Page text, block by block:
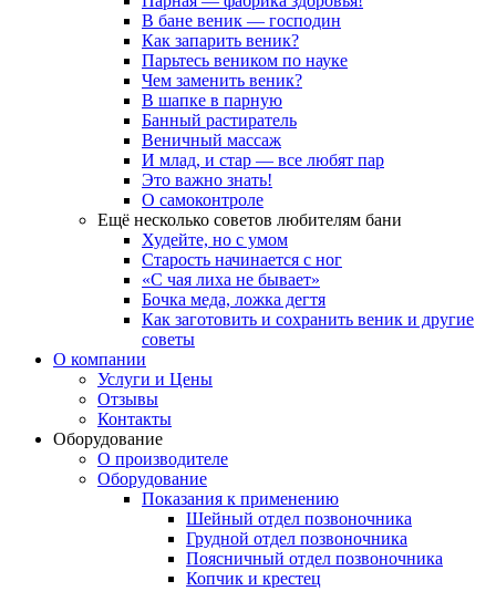
В бане веник — господин
Как запарить веник?
Парьтесь веником по науке
Чем заменить веник?
В шапке в парную
Банный растиратель
Веничный массаж
И млад, и стар — все любят пар
Это важно знать!
О самоконтроле
Ещё несколько советов любителям бани
Худейте, но с умом
Старость начинается с ног
«С чая лиха не бывает»
Бочка меда, ложка дегтя
Как заготовить и сохранить веник и другие
советы
О компании
Услуги и Цены
Отзывы
Контакты
Оборудование
О производителе
Оборудование
Показания к применению
Шейный отдел позвоночника
Грудной отдел позвоночника
Поясничный отдел позвоночника
Копчик и крестец